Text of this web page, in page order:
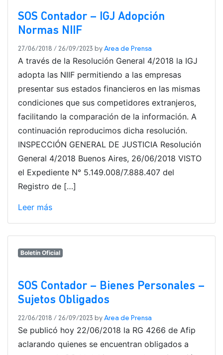
SOS Contador – IGJ Adopción
Normas NIIF
27/06/2018 / 26/09/2023 by Area de Prensa
A través de la Resolución General 4/2018 la IGJ
adopta las NIIF permitiendo a las empresas
presentar sus estados financieros en las mismas
condiciones que sus competidores extranjeros,
facilitando la comparación de la información. A
continuación reproducimos dicha resolución.
INSPECCIÓN GENERAL DE JUSTICIA Resolución
General 4/2018 Buenos Aires, 26/06/2018 VISTO
el Expediente N° 5.149.008/7.888.407 del
Registro de […]
Leer más
Boletín Oficial
SOS Contador – Bienes Personales –
Sujetos Obligados
22/06/2018 / 26/09/2023 by Area de Prensa
Se publicó hoy 22/06/2018 la RG 4266 de Afip
aclarando quienes se encuentran obligados a